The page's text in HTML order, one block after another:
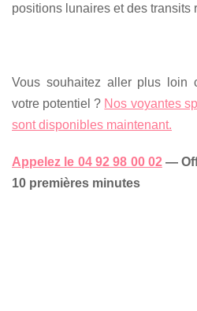
positions lunaires et des transits
Vous souhaitez aller plus loin
votre potentiel ? Nos voyantes
sont disponibles maintenant.
Appelez le 04 92 98 00 02—
10 premières minutes